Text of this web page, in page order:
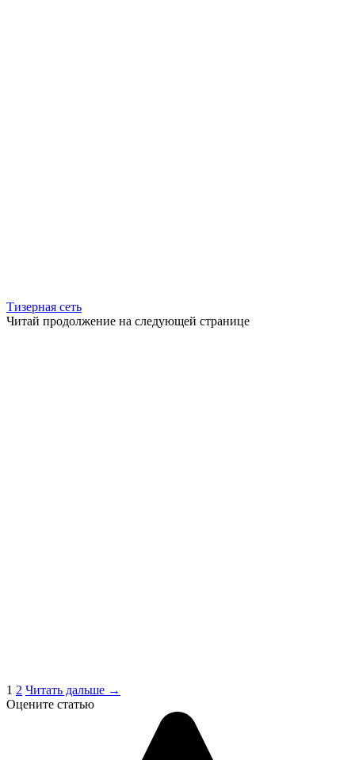
Тизерная сеть
Читай продолжение на следующей странице
1 2 Читать дальше →
Оцените статью